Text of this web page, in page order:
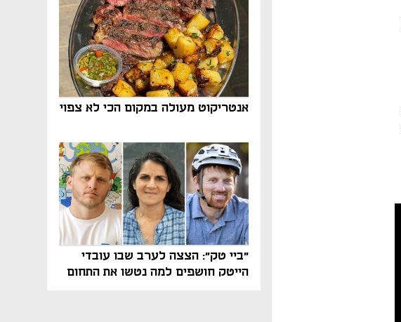
אנטריקוט מעולה במקום הכי לא צפוי
"ביי טק": הצצה לערב שבו עובדי
הייטק חושפים למה נטשו את התחום